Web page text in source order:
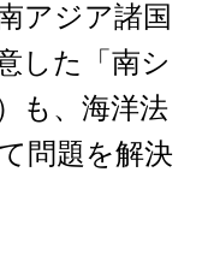
アジア諸国
した「南シ
も、海洋法
問題を解決